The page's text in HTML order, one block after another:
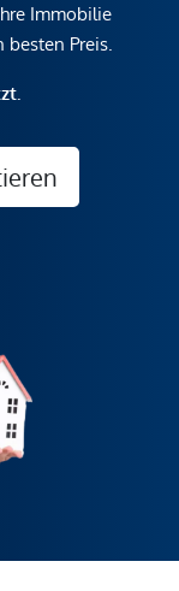
Immobilie
Preis.